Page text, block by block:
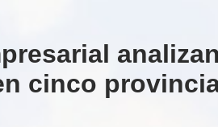
cinco